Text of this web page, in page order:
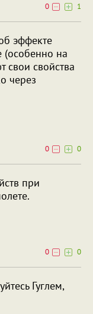
0
1
эффекте
(особенно на
свои свойства
через
0
0
при
0
0
Гуглем,